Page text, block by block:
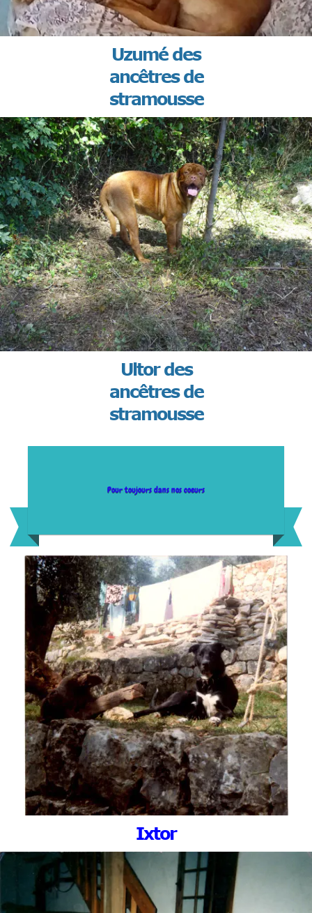
Uzumé des
ancêtres de
stramousse
Ultor des
ancêtres de
stramousse
Pour toujours dans nos coeurs
Ixtor